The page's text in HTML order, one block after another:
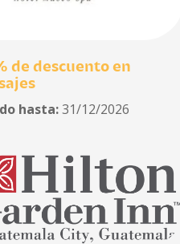
de descuento en
hasta:31/12/2026